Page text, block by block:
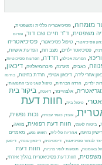
מומחה, פסיכיאטריה כללית ומשפטית,
משפטית, ד"ר חיים שם דוד, פורום
פסיכיאטרי,טיפול פסיכיאטרי,פסיכיאטריה
, פסיכיאטר ילדים, מצב רוח, הפרעת אישיות,
, הפרעת אכילה, חרדה, הפרעות פסיכוטיות,
, כאבים, מיגרנה, פיברומיאלגיה, דיכאון,
אחרי לידה,דיכאון אטיפי,חרדת בחינות,בחינה
ילדים, חרדה חברתית,טיפול קוגניטיבי התנהגותי,
,אלצהיימר,דיאטה,ביקור בית
, טיפול בית, חוות דעת
, אובדן כושר עבודה, נכות נפשית,
,ביטוח לאומי, חוות דעת רפואית,צוואה,
רישיון נהיגה, אחריות פלילית, תשוש נפש, מאמרים
לבחור פסיכיאטר,דיסטימיה,דיכאון עונתי,דיכאון
באומנות,תופעות לוואי מיניות, חוות דעת
משפטית,חוות דעת פסיכיאטרית בהליך אזרחי,